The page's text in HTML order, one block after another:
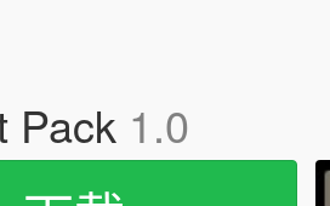
Pack 1.0